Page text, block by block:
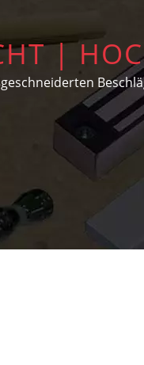
|
IN
CO.
gemäß den